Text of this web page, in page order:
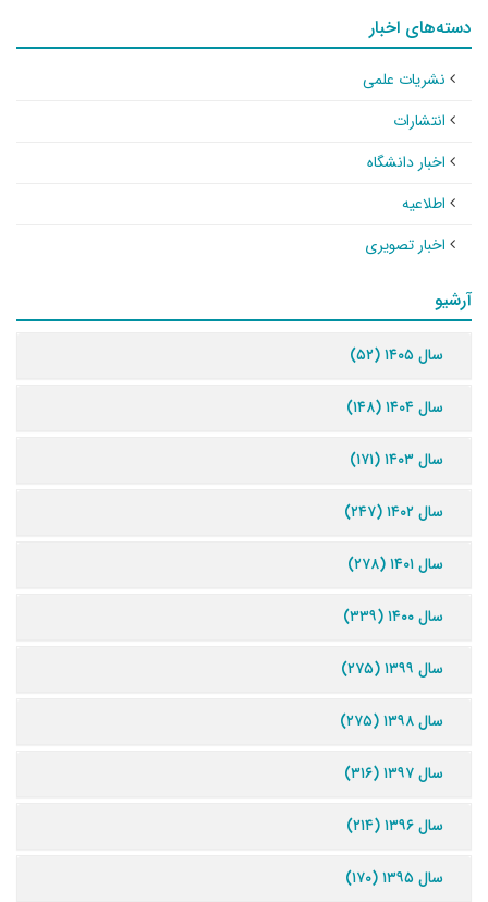
دسته‌های اخبار
نشریات علمی
انتشارات
اخبار دانشگاه
اطلاعیه
اخبار تصویری
آرشیو
سال ۱۴۰۵ (۵۲)
سال ۱۴۰۴ (۱۴۸)
سال ۱۴۰۳ (۱۷۱)
سال ۱۴۰۲ (۲۴۷)
سال ۱۴۰۱ (۲۷۸)
سال ۱۴۰۰ (۳۳۹)
سال ۱۳۹۹ (۲۷۵)
سال ۱۳۹۸ (۲۷۵)
سال ۱۳۹۷ (۳۱۶)
سال ۱۳۹۶ (۲۱۴)
سال ۱۳۹۵ (۱۷۰)